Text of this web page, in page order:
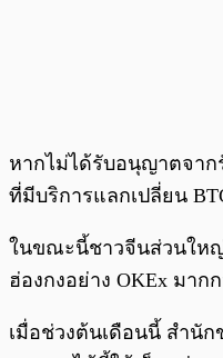
หากไม่ได้รับอนุญาตจาก
ที่มีบริการแลกเปลี่ยน
ในขณะนี้ชาวจีนส่วนใหญ่
ฮ่องกงอย่าง OKEx มา
เมื่อช่วงต้นเดือนนี้ สำนัก